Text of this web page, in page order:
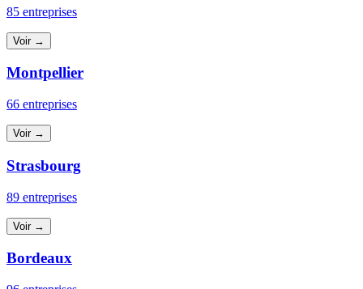
85 entreprises
Voir →
Montpellier
66 entreprises
Voir →
Strasbourg
89 entreprises
Voir →
Bordeaux